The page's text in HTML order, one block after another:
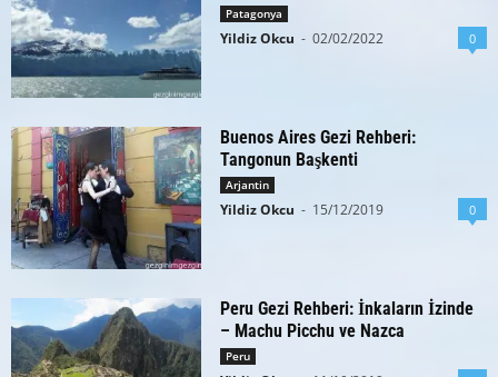
Patagonya
Yildiz Okcu - 02/02/2022 0
Buenos Aires Gezi Rehberi:
Tangonun Başkenti
Arjantin
Yildiz Okcu - 15/12/2019 0
Peru Gezi Rehberi: İnkaların İzinde
– Machu Picchu ve Nazca
Peru